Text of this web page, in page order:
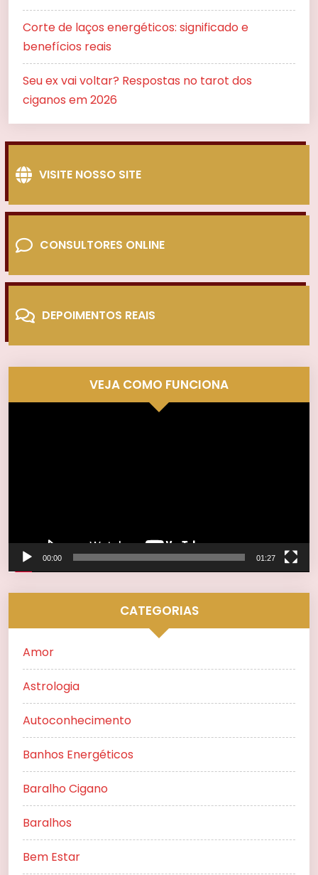
Corte de laços energéticos: significado e
benefícios reais
Seu ex vai voltar? Respostas no tarot dos
ciganos em 2026
VISITE NOSSO SITE
CONSULTORES ONLINE
DEPOIMENTOS REAIS
VEJA COMO FUNCIONA
00:00 01:27
CATEGORIAS
Amor
Astrologia
Autoconhecimento
Banhos Energéticos
Baralho Cigano
Baralhos
Bem Estar